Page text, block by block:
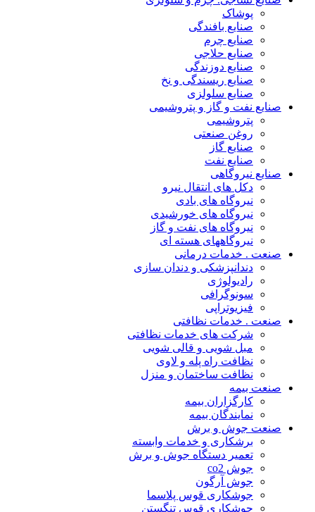
پوشاک
صنایع بافندگی
صنایع چرم
صنایع حلاجی
صنایع دوزندگی
صنایع ریسندگی و نخ
صنایع سلولزی
صنایع نفت و گاز و پتروشیمی
پتروشیمی
روغن صنعتی
صنایع گاز
صنایع نفت
صنایع نیروگاهی
دکل های انتقال نیرو
نیروگاه های بادی
نیروگاه های خورشیدی
نیروگاه های نفت و گاز
نیروگاههای هسته ای
صنعت . خدمات درمانی
دندانپزشکی و دندان سازی
رادیولوژی
سونوگرافی
فیزیوتراپی
صنعت . خدمات نظافتی
شرکت های خدمات نظافتی
مبل شویی و قالی شویی
نظافت راه پله و لاوی
نظافت ساختمان و منزل
صنعت بیمه
کارگزاران بیمه
نمایندگان بیمه
صنعت جوش و برش
برشکاری و خدمات وابسته
تعمیر دستگاه جوش و برش
جوش co2
جوش آرگون
جوشکاری قوس پلاسما
جوشکاری قوس تنگستن